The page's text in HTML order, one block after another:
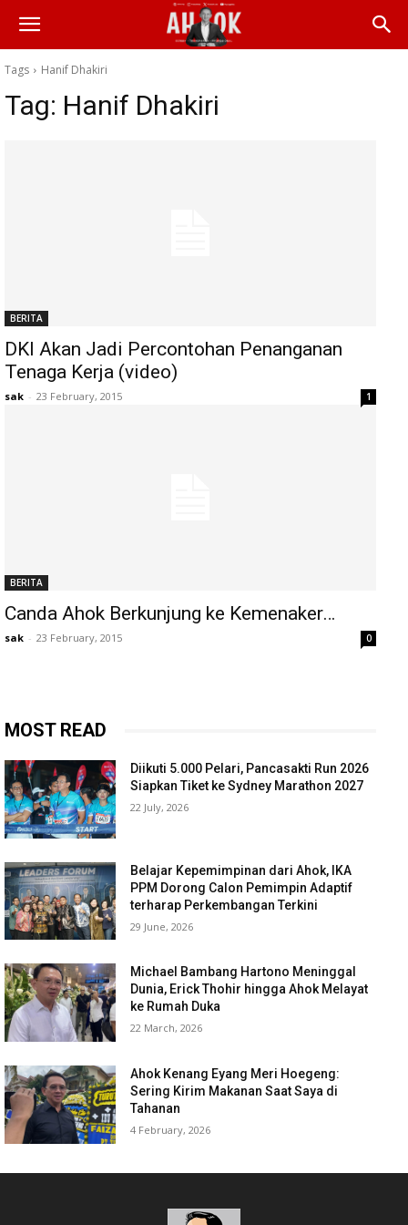
Tags Hanif Dhakiri
Tag: Hanif Dhakiri
BERITA
DKI Akan Jadi Percontohan Penanganan
Tenaga Kerja (video)
sak - 23 February, 2015 1
BERITA
Canda Ahok Berkunjung ke Kemenaker…
sak - 23 February, 2015 0
MOST READ
Diikuti 5.000 Pelari, Pancasakti Run 2026
Siapkan Tiket ke Sydney Marathon 2027
22 July, 2026
Belajar Kepemimpinan dari Ahok, IKA
PPM Dorong Calon Pemimpin Adaptif
terharap Perkembangan Terkini
29 June, 2026
Michael Bambang Hartono Meninggal
Dunia, Erick Thohir hingga Ahok Melayat
ke Rumah Duka
22 March, 2026
Ahok Kenang Eyang Meri Hoegeng:
Sering Kirim Makanan Saat Saya di
Tahanan
4 February, 2026